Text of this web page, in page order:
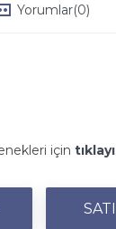
Yorumlar(0)
için